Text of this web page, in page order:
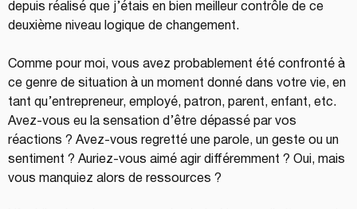
depuis réalisé que j’étais en bien meilleur contrôle de ce
deuxième niveau logique de changement.
Comme pour moi, vous avez probablement été confronté à
ce genre de situation à un moment donné dans votre vie, en
tant qu’entrepreneur, employé, patron, parent, enfant, etc.
Avez-vous eu la sensation d’être dépassé par vos
réactions ? Avez-vous regretté une parole, un geste ou un
sentiment ? Auriez-vous aimé agir différemment ? Oui, mais
vous manquiez alors de ressources ?